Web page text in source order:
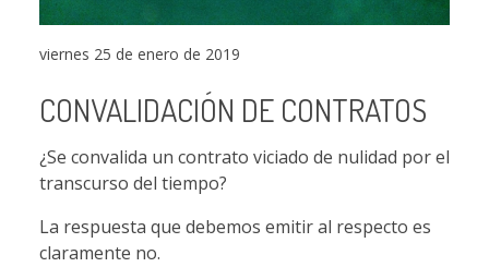
viernes 25 de enero de 2019
CONVALIDACIÓN DE CONTRATOS
¿Se convalida un contrato viciado de nulidad por el
transcurso del tiempo?
La respuesta que debemos emitir al respecto es
claramente no.